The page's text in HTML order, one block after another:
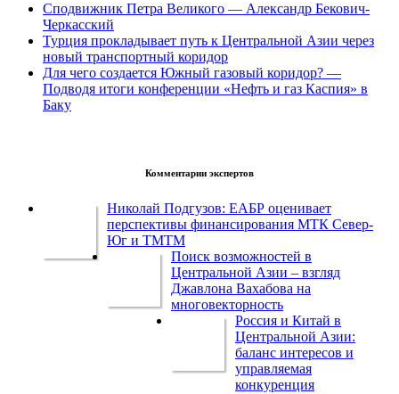
Сподвижник Петра Великого — Александр Бекович-
Черкасский
Турция прокладывает путь к Центральной Азии через
новый транспортный коридор
Для чего создается Южный газовый коридор? —
Подводя итоги конференции «Нефть и газ Каспия» в
Баку
Комментарии экспертов
Николай Подгузов: ЕАБР оценивает
перспективы финансирования МТК Север-
Юг и ТМТМ
Поиск возможностей в
Центральной Азии – взгляд
Джавлона Вахабова на
многовекторность
Россия и Китай в
Центральной Азии:
баланс интересов и
управляемая
конкуренция